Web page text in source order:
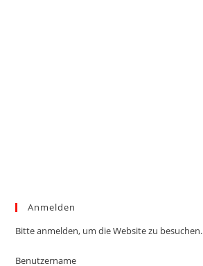
Anmelden
Bitte anmelden, um die Website zu besuchen.
Benutzername